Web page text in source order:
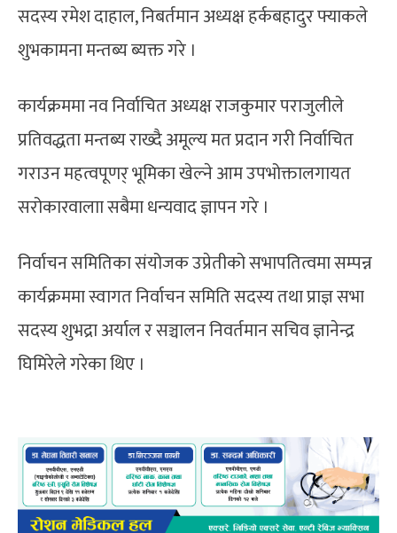
सदस्य रमेश दाहाल, निबर्तमान अध्यक्ष हर्कबहादुर फ्याकले
शुभकामना मन्तब्य ब्यक्त गरे ।
कार्यक्रममा नव निर्वाचित अध्यक्ष राजकुमार पराजुलीले
प्रतिवद्धता मन्तब्य राख्दै अमूल्य मत प्रदान गरी निर्वाचित
गराउन महत्वपूणर् भूमिका खेल्ने आम उपभोक्तालगायत
सरोकारवालाा सबैमा धन्यवाद ज्ञापन गरे ।
निर्वाचन समितिका संयोजक उप्रेतीको सभापतित्वमा सम्पन्न
कार्यक्रममा स्वागत निर्वाचन समिति सदस्य तथा प्राज्ञ सभा
सदस्य शुभद्रा अर्याल र सञ्चालन निवर्तमान सचिव ज्ञानेन्द्र
घिमिरेले गरेका थिए ।